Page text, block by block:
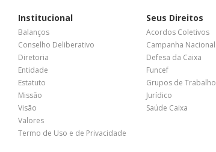
Institucional
Balanços
Conselho Deliberativo
Diretoria
Entidade
Estatuto
Missão
Visão
Valores
Termo de Uso e de Privacidade
Seus Direitos
Acordos Coletivos
Campanha Nacional
Defesa da Caixa
Funcef
Grupos de Trabalho
Jurídico
Saúde Caixa